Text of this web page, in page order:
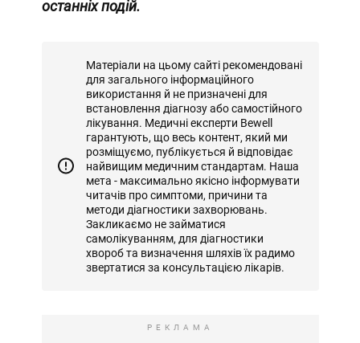
останніх подій.
Матеріали на цьому сайті рекомендовані
для загального інформаційного
використання й не призначені для
встановлення діагнозу або самостійного
лікування. Медичні експерти Bewell
гарантують, що весь контент, який ми
розміщуємо, публікується й відповідає
найвищим медичним стандартам. Наша
мета - максимально якісно інформувати
читачів про симптоми, причини та
методи діагностики захворювань.
Закликаємо не займатися
самолікуванням, для діагностики
хвороб та визначення шляхів їх радимо
звертатися за консультацією лікарів.
РЕКЛАМА